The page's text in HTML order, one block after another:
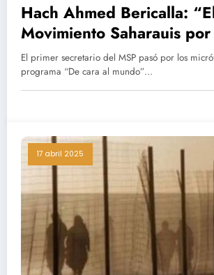
Hach Ahmed Bericalla:
Movimiento Saharauis
busca ser el interlocutor
en el conflicto del Sáhara
Occidental”
El primer secretario del MSP pasó por los
programa “De cara al mundo”…
17 abril 2025